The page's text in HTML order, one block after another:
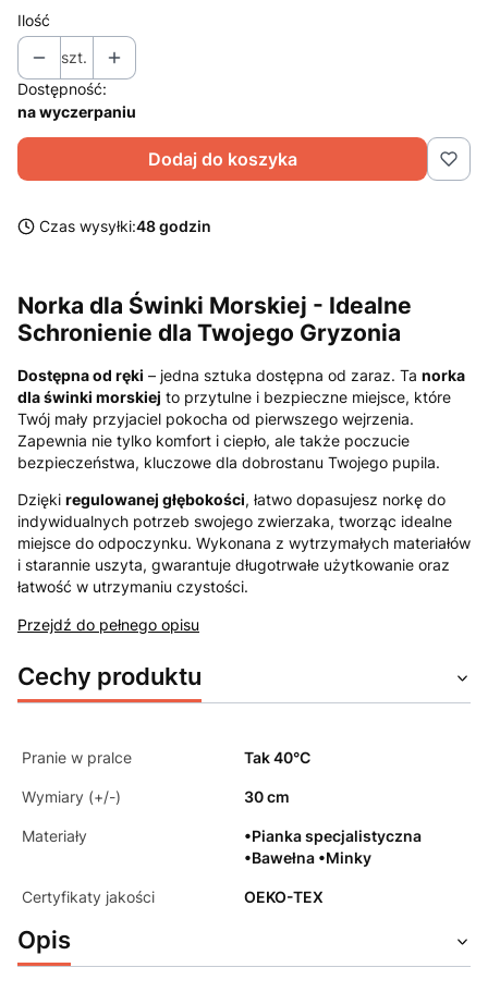
Ilość
szt.
Dostępność:
na wyczerpaniu
Dodaj do koszyka
Czas wysyłki:48 godzin
Norka dla Świnki Morskiej - Idealne
Schronienie dla Twojego Gryzonia
Dostępna od ręki – jedna sztuka dostępna od zaraz. Ta norka
dla świnki morskiej to przytulne i bezpieczne miejsce, które
Twój mały przyjaciel pokocha od pierwszego wejrzenia.
Zapewnia nie tylko komfort i ciepło, ale także poczucie
bezpieczeństwa, kluczowe dla dobrostanu Twojego pupila.
Dzięki regulowanej głębokości, łatwo dopasujesz norkę do
indywidualnych potrzeb swojego zwierzaka, tworząc idealne
miejsce do odpoczynku. Wykonana z wytrzymałych materiałów
i starannie uszyta, gwarantuje długotrwałe użytkowanie oraz
łatwość w utrzymaniu czystości.
Przejdź do pełnego opisu
Cechy produktu
Pranie w pralce Tak 40°C
Wymiary (+/-) 30 cm
Materiały
•Pianka specjalistyczna
•Bawełna •Minky
Certyfikaty jakości OEKO-TEX
Opis